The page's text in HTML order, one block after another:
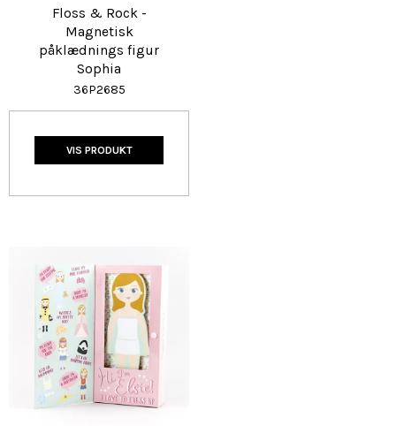
Floss & Rock -
Magnetisk
påklædnings figur
Sophia
36P2685
VIS PRODUKT